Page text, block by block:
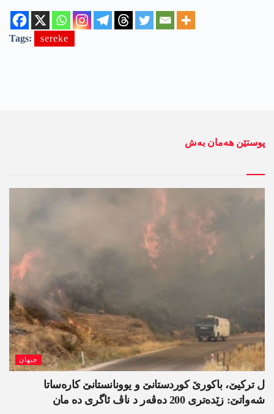
Tags: sereke
پوستێن ھەمان بەش
جیھان
ل ترکیێ، باکورێ کوردستانێ و یوونانستانێ کارەساتا
شەواتێ: زێدەتری 200 دەڤەر د ناڤ ئاگری دە مان